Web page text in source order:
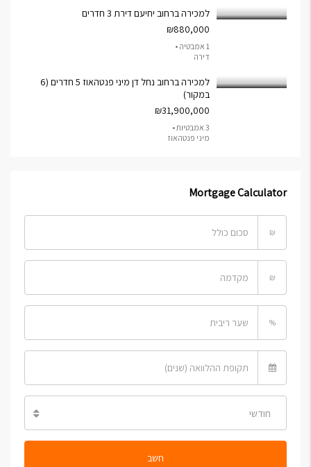
למכירה ברחוב יחיעם דירת 3 חדרים
₪880,000
1 אמבטיה •
דירה
למכירה ברחוב נחל דן מיני פנטהאוז 5 חדרים (6
במקור)
₪31,900,000
3 אמבטיות •
מיני פנטהאוז
Mortgage Calculator
₪
₪
%
חודשי
חשב